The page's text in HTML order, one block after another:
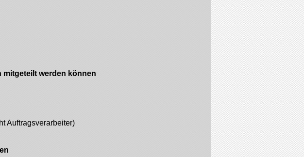
mitgeteilt werden können
Auftragsverarbeiter)